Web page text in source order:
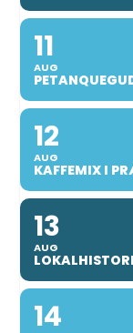
11
AUG
12
AUG
KAFFEMIX I
13
AUG
14